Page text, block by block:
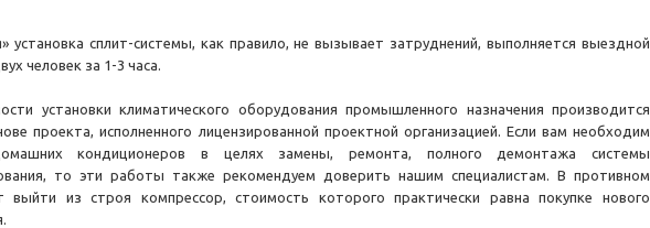
установка сплит-системы, как правило, не вызывает затруднений, выполняется выездной
человек за 1-3 часа.
установки климатического оборудования промышленного назначения производится
проекта, исполненного лицензированной проектной организацией. Если вам необходим
кондиционеров в целях замены, ремонта, полного демонтажа системы
то эти работы также рекомендуем доверить нашим специалистам. В противном
выйти из строя компрессор, стоимость которого практически равна покупке нового